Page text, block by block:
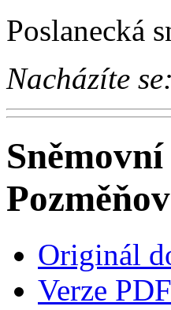
Poslanecká
Nacházíte se:
Originál
Verze PDF